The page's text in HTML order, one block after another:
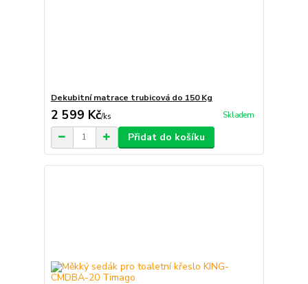
Dekubitní matrace trubicová do 150 Kg
2 599 Kč/ks Skladem
Přidat do košíku